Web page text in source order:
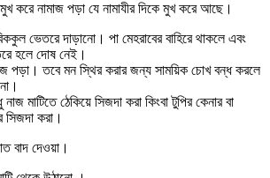
করে নামাজ পড়া যে নামাযীর দিকে মুখ করে আছে।
ভেতরে দাড়ানো। পা মেহরাবের বাহিরে থাকলে এবং
হলে দোষ নেই।
পড়া। তবে মন স্থির করার জন্য সাময়িক চোখ বন্ধ করলে
মাটিতে ঠেকিয়ে সিজদা করা কিংবা টুপির কেনার বা
সিজদা করা।
বাদ দেওয়া।